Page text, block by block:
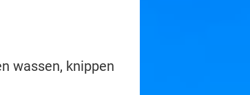
wassen, knippen